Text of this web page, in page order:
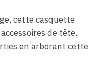
cette casquette
de tête.
en arborant cette